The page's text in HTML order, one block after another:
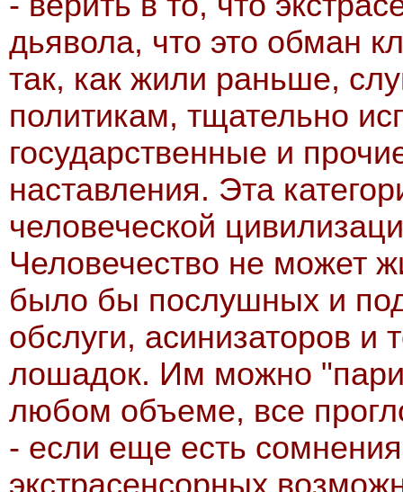
дьявола, что это обман
так, как жили раньше,
политикам, тщательно
государственные и
наставления. Эта
человеческой
Человечество не может
было бы послушных и
обслуги, асинизаторов и
лошадок. Им можно
любом объеме, все
- если еще есть
экстрасенсорных